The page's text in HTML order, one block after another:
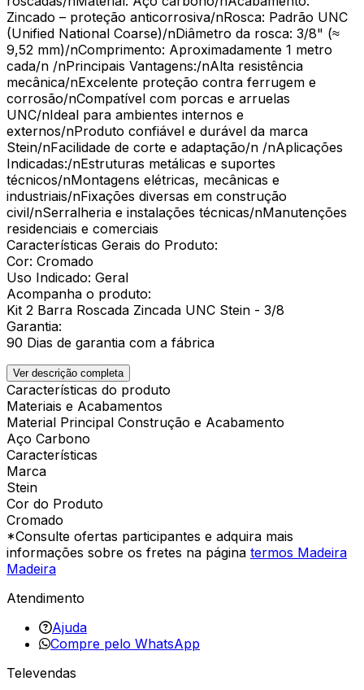
Zincado – proteção anticorrosiva/nRosca: Padrão UNC
(Unified National Coarse)/nDiâmetro da rosca: 3/8" (≈
9,52 mm)/nComprimento: Aproximadamente 1 metro
cada/n /nPrincipais Vantagens:/nAlta resistência
mecânica/nExcelente proteção contra ferrugem e
corrosão/nCompatível com porcas e arruelas
UNC/nIdeal para ambientes internos e
externos/nProduto confiável e durável da marca
Stein/nFacilidade de corte e adaptação/n /nAplicações
Indicadas:/nEstruturas metálicas e suportes
técnicos/nMontagens elétricas, mecânicas e
industriais/nFixações diversas em construção
civil/nSerralheria e instalações técnicas/nManutenções
residenciais e comerciais
Características Gerais do Produto:
Cor: Cromado
Uso Indicado: Geral
Acompanha o produto:
Kit 2 Barra Roscada Zincada UNC Stein - 3/8
Garantia:
90 Dias de garantia com a fábrica
Ver descrição completa
Características do produto
Materiais e Acabamentos
Material Principal Construção e Acabamento
Aço Carbono
Características
Marca
Stein
Cor do Produto
Cromado
*Consulte ofertas participantes e adquira mais
informações sobre os fretes na página termos Madeira
Madeira
Atendimento
Ajuda
Compre pelo WhatsApp
Televendas